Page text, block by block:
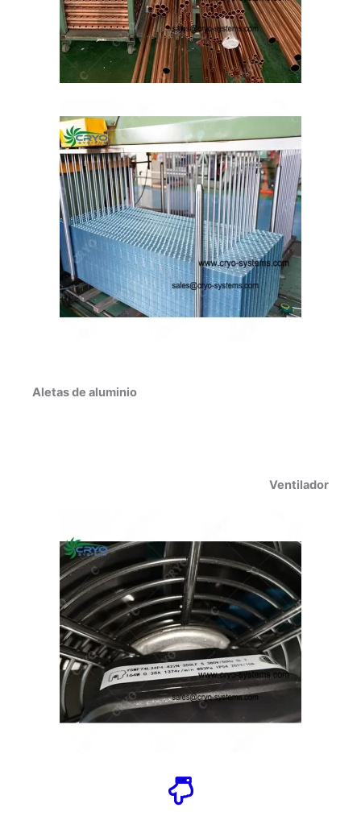
Aletas de aluminio
Ventilador